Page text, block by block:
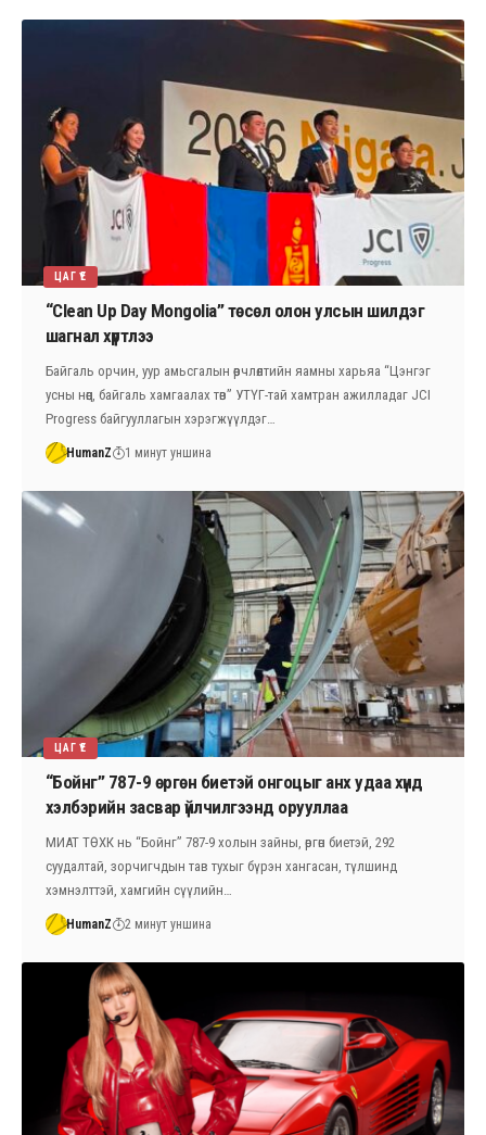
ЦАГ ҮЕ
“Clean Up Day Mongolia” төсөл олон улсын шилдэг
шагнал хүртлээ
Байгаль орчин, уур амьсгалын өөрчлөлтийн яамны харьяа “Цэнгэг
усны нөөц, байгаль хамгаалах төв” УТҮГ-тай хамтран ажилладаг JCI
Progress байгууллагын хэрэгжүүлдэг…
HumanZ 1 минут уншина
ЦАГ ҮЕ
“Бойнг” 787-9 өргөн биетэй онгоцыг анх удаа хүнд
хэлбэрийн засвар үйлчилгээнд орууллаа
МИАТ ТӨХК нь “Бойнг” 787-9 холын зайны, өргөн биетэй, 292
суудалтай, зорчигчдын тав тухыг бүрэн хангасан, түлшинд
хэмнэлттэй, хамгийн сүүлийн…
HumanZ 2 минут уншина